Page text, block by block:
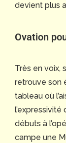
devient plus
Ovation
Très en voix,
retrouve son
tableau où
l’expressivité
débuts à
campe une